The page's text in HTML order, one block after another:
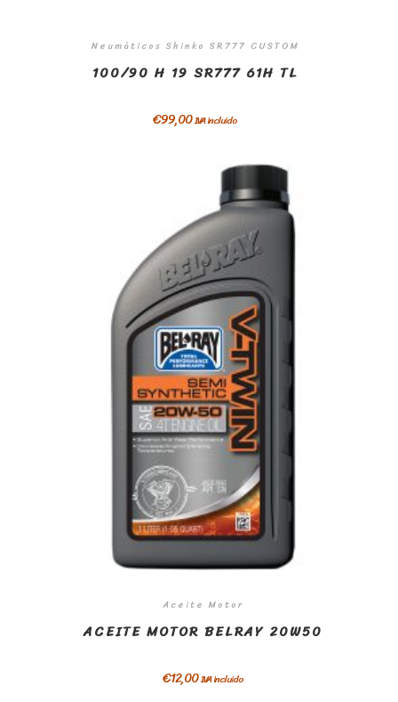
Neumáticos Shinko SR777 CUSTOM
100/90 H 19 SR777 61H TL
€99,00IVA incluido
Aceite Motor
ACEITE MOTOR BELRAY 20W50
€12,00IVA incluido